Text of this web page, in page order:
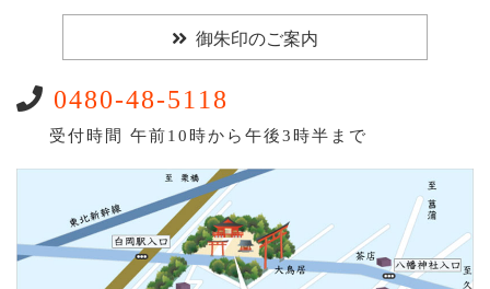
御朱印のご案内
0480-48-5118
受付時間 午前10時から午後3時半まで